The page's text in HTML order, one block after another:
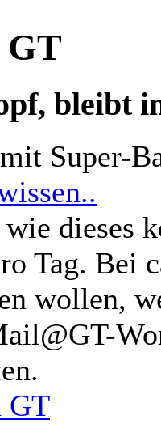
GT
bleibt
Super-
dieses
Tag. Bei
wollen,
GT